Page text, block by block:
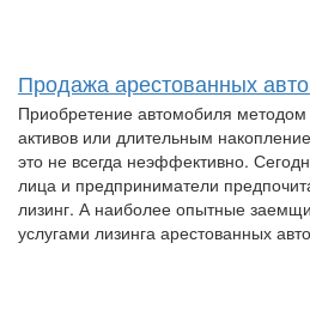
Продажа арестованных
Приобретение автомобиля
активов или длительным
это не всегда неэффективно.
лица и предприниматели
лизинг. А наиболее опытные
услугами лизинга арестованных